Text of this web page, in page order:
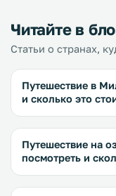
Читайте в
Статьи о странах,
Путешествие в
и сколько это
Путешествие на
посмотреть и